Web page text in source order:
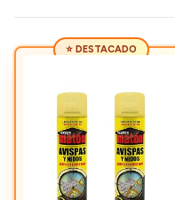
⭐ DESTACADO